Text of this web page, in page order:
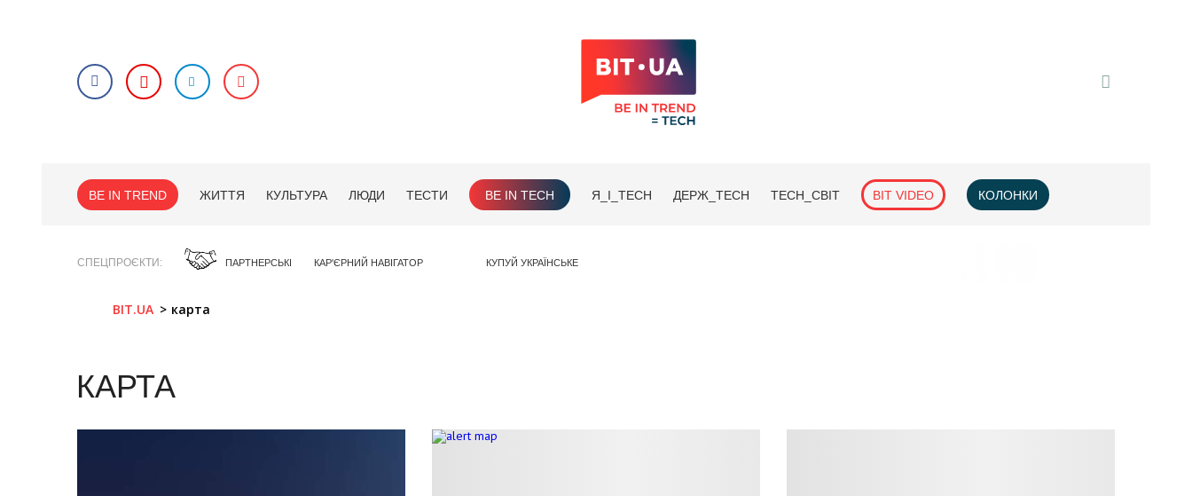
BE IN TREND ЖИТТЯ КУЛЬТУРА ЛЮДИ ТЕСТИ BE IN TECH Я_І_TECH ДЕРЖ_TECH TECH_СВІТ BIT VIDEO КОЛОНКИ
СПЕЦПРОЄКТИ ПАРТНЕРСЬКІ КАР'ЄРНИЙ НАВІГАТОР КУПУЙ УКРАЇНСЬКЕ
BIT.UA карта
КАРТА